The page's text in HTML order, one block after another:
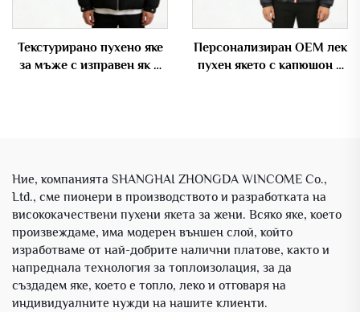
Текстурирано пухено яке
за мъже с изправен як и
Персонализиран OEM лек
пухен якето с капюшон и
Ние, компанията SHANGHAI ZHONGDA WINCOME Co.,
Ltd., сме пионери в производството и разработката на
висококачествени пухени якета за жени. Всяко яке, което
произвеждаме, има модерен външен слой, който
изработваме от най-добрите налични платове, както и
напреднала технология за топлоизолация, за да
създадем яке, което е топло, леко и отговаря на
индивидуалните нужди на нашите клиенти.